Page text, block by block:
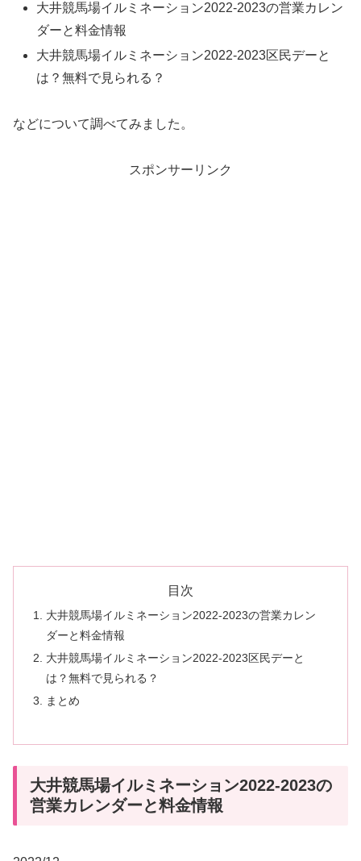
大井競馬場イルミネーション2022-2023の営業カレン
ダーと料金情報
大井競馬場イルミネーション2022-2023区民デーと
は？無料で見られる？
などについて調べてみました。
スポンサーリンク
目次
大井競馬場イルミネーション2022-2023の営業カレン
ダーと料金情報
大井競馬場イルミネーション2022-2023区民デーと
は？無料で見られる？
まとめ
大井競馬場イルミネーション2022-2023の
営業カレンダーと料金情報